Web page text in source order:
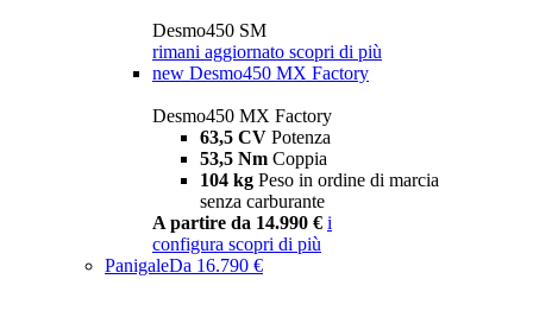
Desmo450 SM
rimani aggiornato scopri di più
new Desmo450 MX Factory
Desmo450 MX Factory
63,5 CV Potenza
53,5 Nm Coppia
104 kg Peso in ordine di marcia
senza carburante
A partire da 14.990 € i
configura scopri di più
PanigaleDa 16.790 €